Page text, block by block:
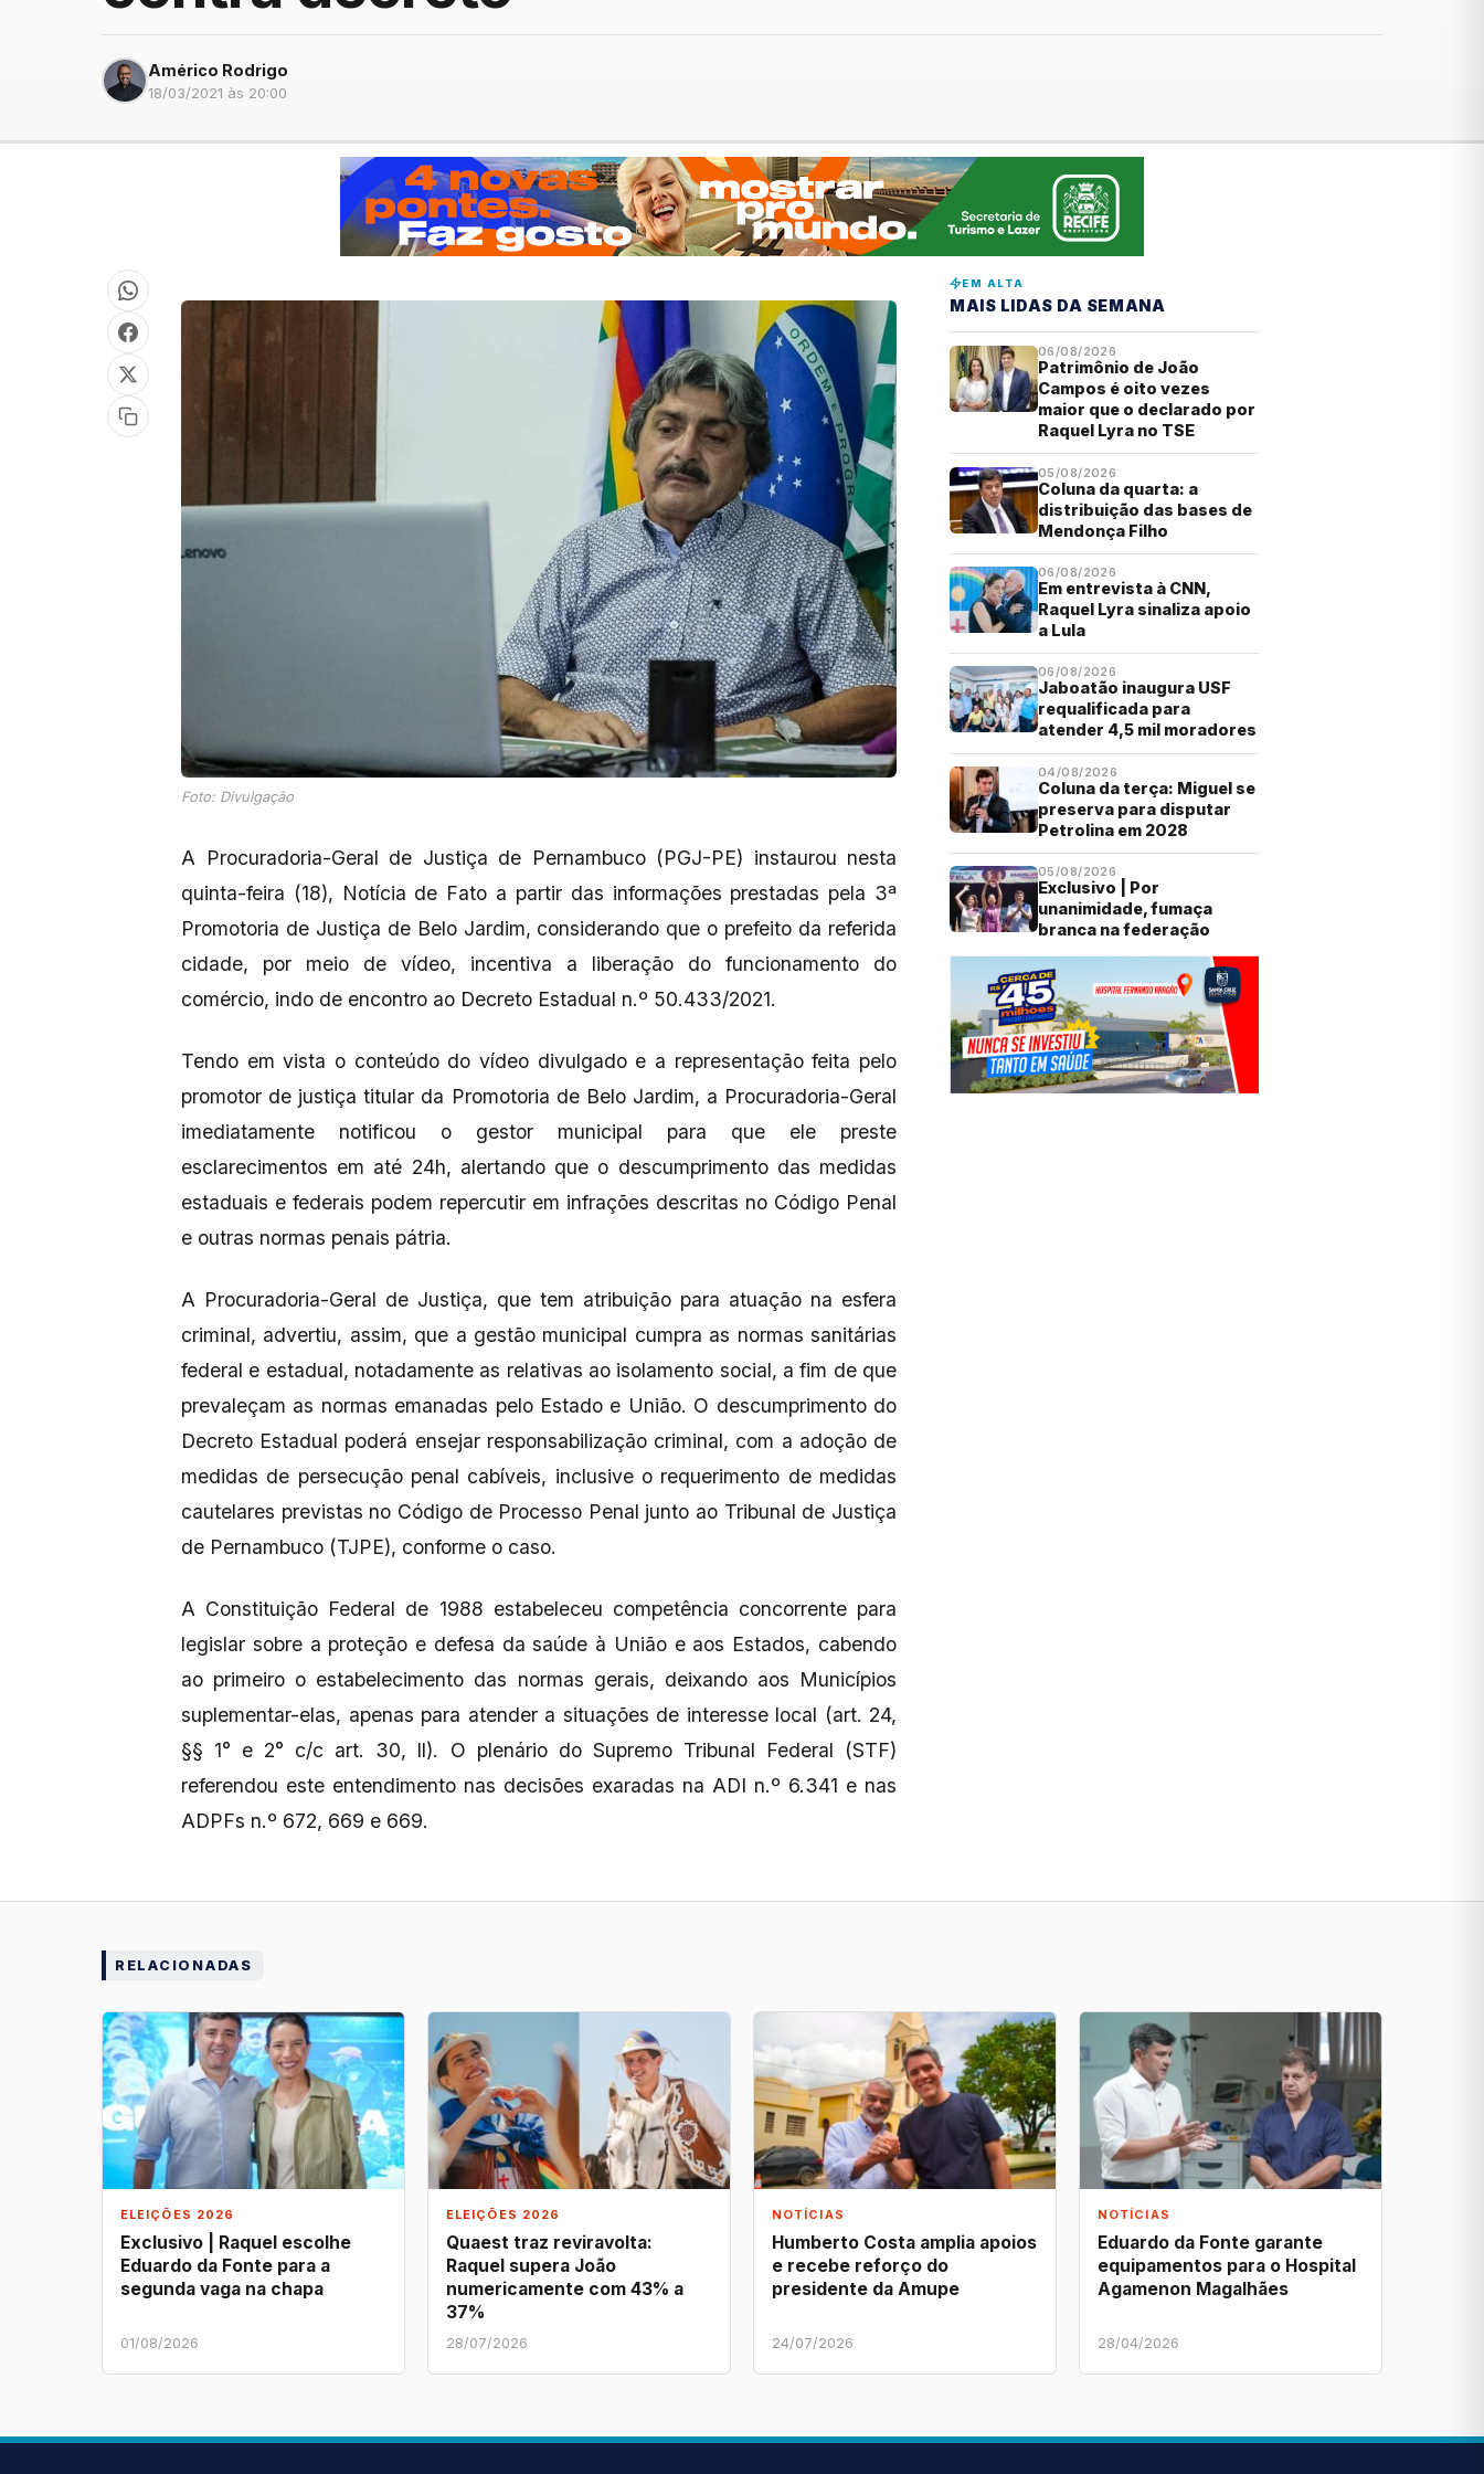
Américo Rodrigo
18/03/2021 às 20:00
Foto: Divulgação
A Procuradoria-Geral de Justiça de Pernambuco (PGJ-PE) instaurou nesta
quinta-feira (18), Notícia de Fato a partir das informações prestadas pela 3ª
Promotoria de Justiça de Belo Jardim, considerando que o prefeito da referida
cidade, por meio de vídeo, incentiva a liberação do funcionamento do
comércio, indo de encontro ao Decreto Estadual n.º 50.433/2021.
Tendo em vista o conteúdo do vídeo divulgado e a representação feita pelo
promotor de justiça titular da Promotoria de Belo Jardim, a Procuradoria-Geral
imediatamente notificou o gestor municipal para que ele preste
esclarecimentos em até 24h, alertando que o descumprimento das medidas
estaduais e federais podem repercutir em infrações descritas no Código Penal
e outras normas penais pátria.
A Procuradoria-Geral de Justiça, que tem atribuição para atuação na esfera
criminal, advertiu, assim, que a gestão municipal cumpra as normas sanitárias
federal e estadual, notadamente as relativas ao isolamento social, a fim de que
prevaleçam as normas emanadas pelo Estado e União. O descumprimento do
Decreto Estadual poderá ensejar responsabilização criminal, com a adoção de
medidas de persecução penal cabíveis, inclusive o requerimento de medidas
cautelares previstas no Código de Processo Penal junto ao Tribunal de Justiça
de Pernambuco (TJPE), conforme o caso.
A Constituição Federal de 1988 estabeleceu competência concorrente para
legislar sobre a proteção e defesa da saúde à União e aos Estados, cabendo
ao primeiro o estabelecimento das normas gerais, deixando aos Municípios
suplementar-elas, apenas para atender a situações de interesse local (art. 24,
§§ 1° e 2° c/c art. 30, ll). O plenário do Supremo Tribunal Federal (STF)
referendou este entendimento nas decisões exaradas na ADI n.º 6.341 e nas
ADPFs n.º 672, 669 e 669.
EM ALTA
MAIS LIDAS DA SEMANA
06/08/2026
Patrimônio de João
Campos é oito vezes
maior que o declarado por
Raquel Lyra no TSE
05/08/2026
Coluna da quarta: a
distribuição das bases de
Mendonça Filho
06/08/2026
Em entrevista à CNN,
Raquel Lyra sinaliza apoio
a Lula
06/08/2026
Jaboatão inaugura USF
requalificada para
atender 4,5 mil moradores
04/08/2026
Coluna da terça: Miguel se
preserva para disputar
Petrolina em 2028
05/08/2026
Exclusivo | Por
unanimidade, fumaça
branca na federação
RELACIONADAS
ELEIÇÕES 2026
Exclusivo | Raquel escolhe
Eduardo da Fonte para a
segunda vaga na chapa
01/08/2026
ELEIÇÕES 2026
Quaest traz reviravolta:
Raquel supera João
numericamente com 43% a
37%
28/07/2026
NOTÍCIAS
Humberto Costa amplia apoios
e recebe reforço do
presidente da Amupe
24/07/2026
NOTÍCIAS
Eduardo da Fonte garante
equipamentos para o Hospital
Agamenon Magalhães
28/04/2026